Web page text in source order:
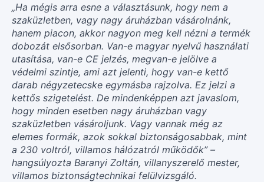
„Ha mégis arra esne a választásunk, hogy nem a
szaküzletben, vagy nagy áruházban vásárolnánk,
hanem piacon, akkor nagyon meg kell nézni a termék
dobozát elsősorban. Van-e magyar nyelvű használati
utasítása, van-e CE jelzés, megvan-e jelölve a
védelmi szintje, ami azt jelenti, hogy van-e kettő
darab négyzetecske egymásba rajzolva. Ez jelzi a
kettős szigetelést. De mindenképpen azt javaslom,
hogy minden esetben nagy áruházban vagy
szaküzletben vásároljunk. Vagy vannak még az
elemes formák, azok sokkal biztonságosabbak, mint
a 230 voltról, villamos hálózatról működők” –
hangsúlyozta Baranyi Zoltán, villanyszerelő mester,
villamos biztonságtechnikai felülvizsgáló.